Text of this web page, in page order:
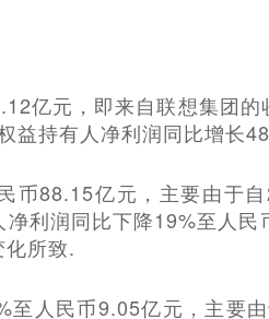
亿元，即来自联想集团
持有人净利润同比增长
币88.15亿元，主要由于
利润同比下降19%至人
所致.
人民币9.05亿元，主要